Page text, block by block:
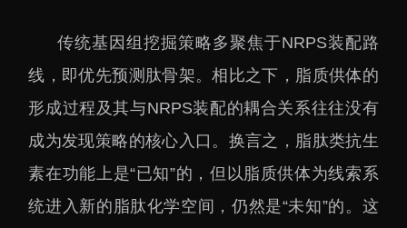
传统基因组挖掘策略多聚焦于NRPS装配路
线，即优先预测肽骨架。相比之下，脂质供体的
形成过程及其与NRPS装配的耦合关系往往没有
成为发现策略的核心入口。换言之，脂肽类抗生
素在功能上是“已知”的，但以脂质供体为线索系
统进入新的脂肽化学空间，仍然是“未知”的。这